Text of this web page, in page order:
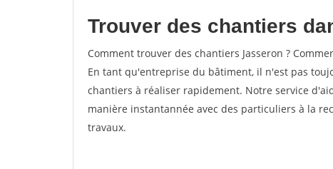
Trouver des chantiers
Comment trouver des chantiers Jasseron ?
En tant qu'entreprise du bâtiment, il n'est pas
chantiers à réaliser rapidement. Notre service
manière instantannée avec des particuliers à la
travaux.